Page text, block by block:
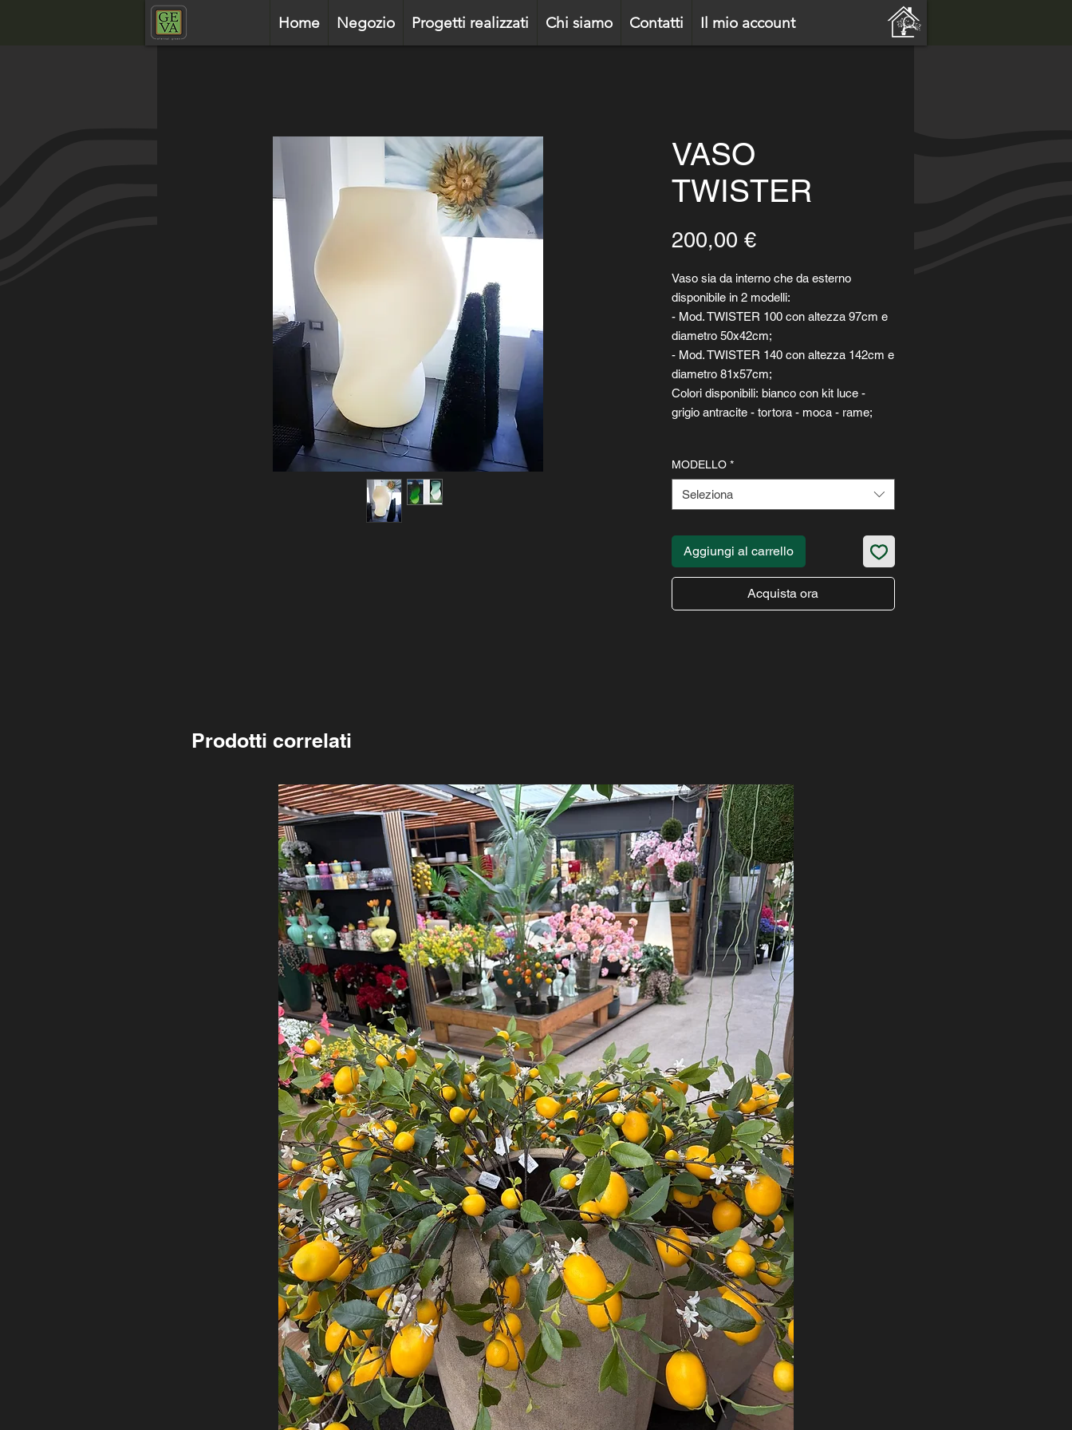
Home Negozio Progetti realizzati Chi siamo Contatti Il mio account
VASO
TWISTER
200,00 €Prezzo
Vaso sia da interno che da esterno
disponibile in 2 modelli:
- Mod. TWISTER 100 con altezza 97cm e
diametro 50x42cm;
- Mod. TWISTER 140 con altezza 142cm e
diametro 81x57cm;
Colori disponibili: bianco con kit luce -
grigio antracite - tortora - moca - rame;
MODELLO *
Seleziona
Aggiungi al carrello
Acquista ora
Prodotti correlati